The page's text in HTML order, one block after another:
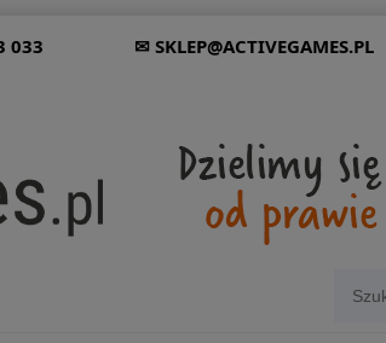
033 ✉ SKLEP@ACTIVEGAMES.PL